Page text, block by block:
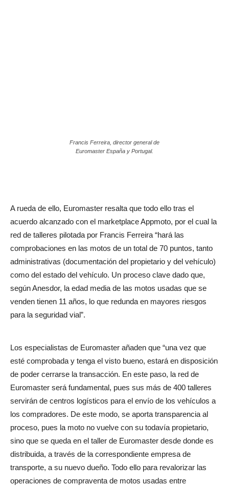
Francis Ferreira, director general de
Euromaster España y Portugal.
A rueda de ello, Euromaster resalta que todo ello tras el
acuerdo alcanzado con el marketplace Appmoto, por el cual la
red de talleres pilotada por Francis Ferreira “hará las
comprobaciones en las motos de un total de 70 puntos, tanto
administrativas (documentación del propietario y del vehículo)
como del estado del vehículo. Un proceso clave dado que,
según Anesdor, la edad media de las motos usadas que se
venden tienen 11 años, lo que redunda en mayores riesgos
para la seguridad vial”.
Los especialistas de Euromaster añaden que “una vez que
esté comprobada y tenga el visto bueno, estará en disposición
de poder cerrarse la transacción. En este paso, la red de
Euromaster será fundamental, pues sus más de 400 talleres
servirán de centros logísticos para el envío de los vehículos a
los compradores. De este modo, se aporta transparencia al
proceso, pues la moto no vuelve con su todavía propietario,
sino que se queda en el taller de Euromaster desde donde es
distribuida, a través de la correspondiente empresa de
transporte, a su nuevo dueño. Todo ello para revalorizar las
operaciones de compraventa de motos usadas entre